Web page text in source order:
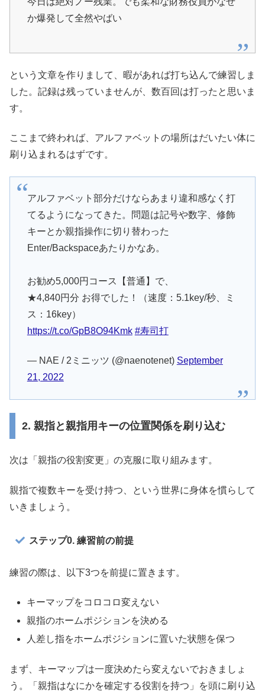
か爆発して全然やばい
という文章を作りまして、暇があれば打ち込んで練習しま
した。記録は残っていませんが、数百回は打ったと思いま
す。
ここまで終われば、アルファベットの場所はだいたい体に
刷り込まれるはずです。
アルファベット部分だけならあまり違和感なく打
てるようになってきた。問題は記号や数字、修飾
キーとか親指操作に切り替わった
Enter/Backspaceあたりかなあ。
お勧め5,000円コース【普通】で、
★4,840円分 お得でした！（速度：5.1key/秒、ミ
ス：16key）
https://t.co/GpB8O94Kmk #寿司打
— NAE / 2ミニッツ (@naenotenet) September
21, 2022
2. 親指と親指用キーの位置関係を刷り込む
次は「親指の役割変更」の克服に取り組みます。
親指で複数キーを受け持つ、という世界に身体を慣らして
いきましょう。
ステップ0. 練習前の前提
練習の際は、以下3つを前提に置きます。
キーマップをコロコロ変えない
親指のホームポジションを決める
人差し指をホームポジションに置いた状態を保つ
まず、キーマップは一度決めたら変えないでおきましょ
う。「親指はなにかを確定する役割を持つ」を頭に刷り込